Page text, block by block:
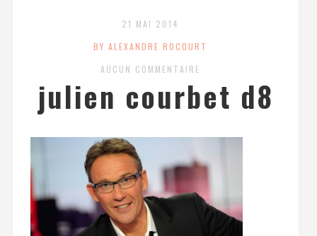
21 MAI 2014
BY ALEXANDRE ROCOURT
AUCUN COMMENTAIRE
julien courbet d8